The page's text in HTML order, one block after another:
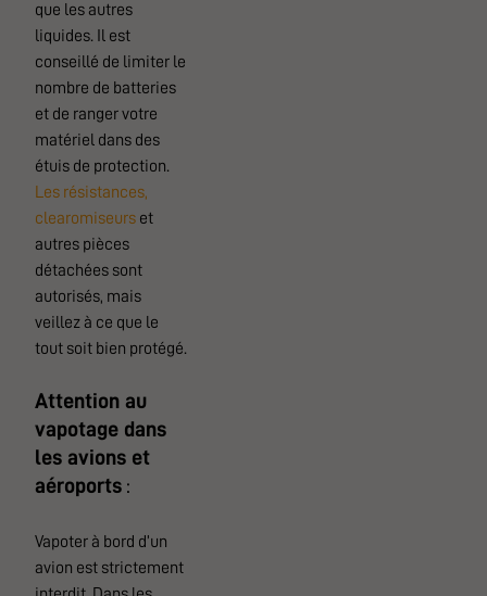
que les autres
liquides. Il est
conseillé de limiter le
nombre de batteries
et de ranger votre
matériel dans des
étuis de protection.
Les résistances,
clearomiseurs et
autres pièces
détachées sont
autorisés, mais
veillez à ce que le
tout soit bien protégé.
Attention au
vapotage dans
les avions et
aéroports :
Vapoter à bord d’un
avion est strictement